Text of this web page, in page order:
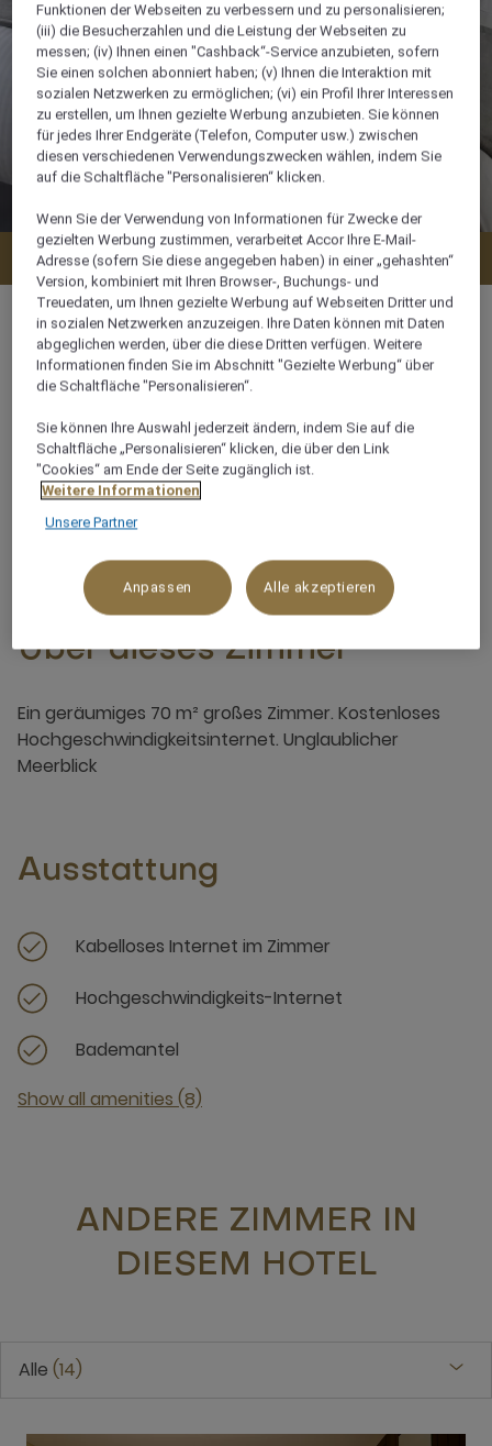
Verfügbarkeit anzeigen
70 m²
Ozean-/Meerblick
3 x
Über dieses Zimmer
Ein geräumiges 70 m² großes Zimmer. Kostenloses
Hochgeschwindigkeitsinternet. Unglaublicher
Meerblick
Ausstattung
Kabelloses Internet im Zimmer
Hochgeschwindigkeits-Internet
Bademantel
Show all amenities (8)
ANDERE ZIMMER IN
DIESEM HOTEL
Alle 14
Funktionen der Webseiten zu verbessern und zu personalisieren;
(iii) die Besucherzahlen und die Leistung der Webseiten zu
messen; (iv) Ihnen einen "Cashback“-Service anzubieten, sofern
Sie einen solchen abonniert haben; (v) Ihnen die Interaktion mit
sozialen Netzwerken zu ermöglichen; (vi) ein Profil Ihrer Interessen
zu erstellen, um Ihnen gezielte Werbung anzubieten. Sie können
für jedes Ihrer Endgeräte (Telefon, Computer usw.) zwischen
diesen verschiedenen Verwendungszwecken wählen, indem Sie
auf die Schaltfläche "Personalisieren“ klicken.
Wenn Sie der Verwendung von Informationen für Zwecke der
gezielten Werbung zustimmen, verarbeitet Accor Ihre E-Mail-
Adresse (sofern Sie diese angegeben haben) in einer „gehashten“
Version, kombiniert mit Ihren Browser-, Buchungs- und
Treuedaten, um Ihnen gezielte Werbung auf Webseiten Dritter und
in sozialen Netzwerken anzuzeigen. Ihre Daten können mit Daten
abgeglichen werden, über die diese Dritten verfügen. Weitere
Informationen finden Sie im Abschnitt "Gezielte Werbung“ über
die Schaltfläche "Personalisieren“.
Sie können Ihre Auswahl jederzeit ändern, indem Sie auf die
Schaltfläche „Personalisieren“ klicken, die über den Link
"Cookies“ am Ende der Seite zugänglich ist.
Weitere Informationen
Unsere Partner
Anpassen Alle akzeptieren